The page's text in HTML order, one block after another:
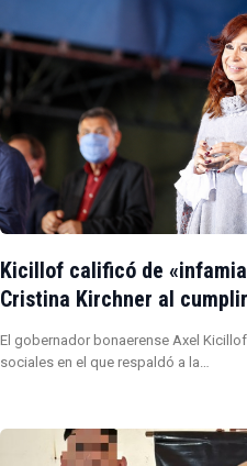
Kicillof calificó de
Cristina Kirchner al
El gobernador bonaerense Axel
sociales en el que respaldó a la…